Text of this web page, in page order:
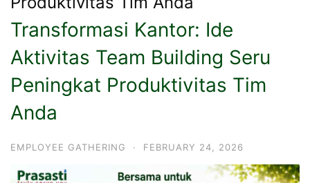
Transformasi Kantor: Ide
Aktivitas Team Building Seru
Peningkat Produktivitas Tim
Anda
EMPLOYEE GATHERING · FEBRUARY 24, 2026